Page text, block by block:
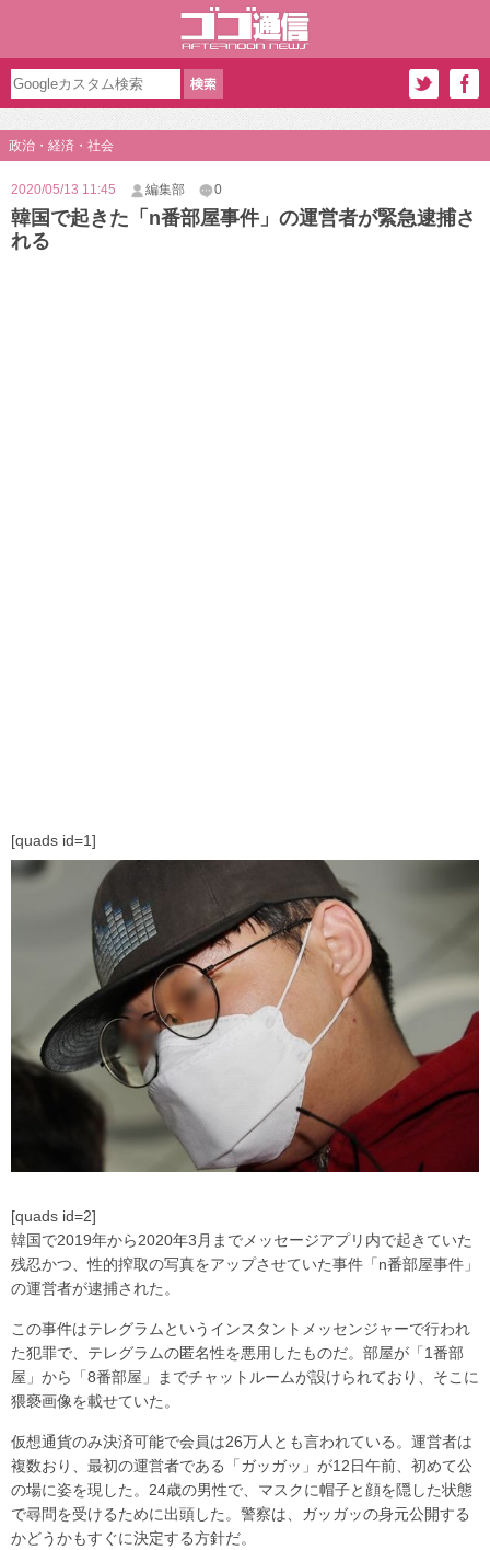
政治・経済・社会
2020/05/13 11:45 編集部 0
韓国で起きた「n番部屋事件」の運営者が緊急逮捕さ
れる
[quads id=1]
[quads id=2]
韓国で2019年から2020年3月までメッセージアプリ内で起きていた
残忍かつ、性的搾取の写真をアップさせていた事件「n番部屋事件」
の運営者が逮捕された。
この事件はテレグラムというインスタントメッセンジャーで行われ
た犯罪で、テレグラムの匿名性を悪用したものだ。部屋が「1番部
屋」から「8番部屋」までチャットルームが設けられており、そこに
猥褻画像を載せていた。
仮想通貨のみ決済可能で会員は26万人とも言われている。運営者は
複数おり、最初の運営者である「ガッガッ」が12日午前、初めて公
の場に姿を現した。24歳の男性で、マスクに帽子と顔を隠した状態
で尋問を受けるために出頭した。警察は、ガッガッの身元公開する
かどうかもすぐに決定する方針だ。